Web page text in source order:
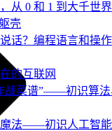
从 0 和 1 到大千世界
壳
话？编程语言和操
的互联网
战菜谱”——初识算
魔法——初识人工智能